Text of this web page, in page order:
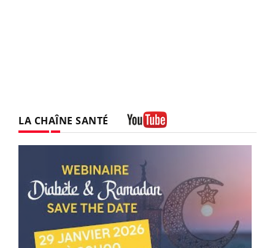
LA CHAÎNE SANTÉ